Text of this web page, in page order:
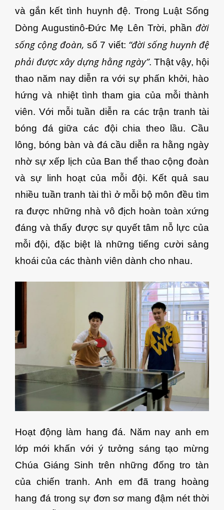
và gắn kết tình huynh đệ. Trong Luật Sống
Dòng Augustinô-Đức Mẹ Lên Trời, phần đời
sống cộng đoàn, số 7 viết: “đời sống huynh đệ
phải được xây dựng hằng ngày”. Thật vậy, hội
thao năm nay diễn ra với sự phấn khởi, hào
hứng và nhiệt tình tham gia của mỗi thành
viên. Với mỗi tuần diễn ra các trận tranh tài
bóng đá giữa các đội chia theo lầu. Cầu
lông, bóng bàn và đá cầu diễn ra hằng ngày
nhờ sự xếp lịch của Ban thể thao cộng đoàn
và sự linh hoạt của mỗi đội. Kết quả sau
nhiều tuần tranh tài thì ở mỗi bộ môn đều tìm
ra được những nhà vô địch hoàn toàn xứng
đáng và thấy được sự quyết tâm nỗ lực của
mỗi đội, đặc biệt là những tiếng cười sảng
khoái của các thành viên dành cho nhau.
Hoạt động làm hang đá. Năm nay anh em
lớp mới khấn với ý tưởng sáng tạo mừng
Chúa Giáng Sinh trên những đống tro tàn
của chiến tranh. Anh em đã trang hoàng
hang đá trong sự đơn sơ mang đậm nét thời